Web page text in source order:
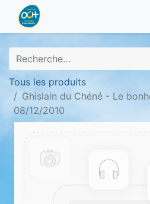
Tous les produits
Ghislain du Chéné - Le
08/12/2010